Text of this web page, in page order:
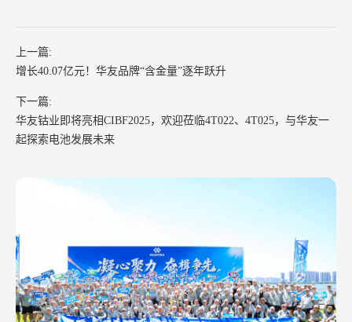
上一篇:
增长40.07亿元！华友品牌“含金量”逐年跃升
下一篇:
华友钴业即将亮相CIBF2025，欢迎莅临4T022、4T025，与华友一
起探索电池发展未来